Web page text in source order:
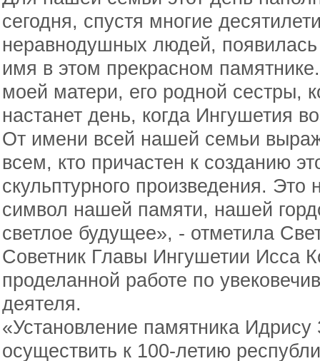
сегодня, спустя многие
неравнодушных людей, появилась
имя в этом прекрасном
моей матери, его родной сестры,
настанет день, когда Ингушетия
От имени всей нашей семьи
всем, кто причастен к созданию
скульптурного произведения. Это
символ нашей памяти, нашей
светлое будущее», - отметила
Советник Главы Ингушетии Исса
проделанной работе по
деятеля.
«Установление памятника Идрису
осуществить к 100-летию